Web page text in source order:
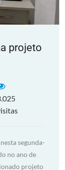
projeto
segunda-
no ano de
projeto